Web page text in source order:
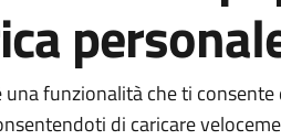
una funzionalità che ti
di caricare